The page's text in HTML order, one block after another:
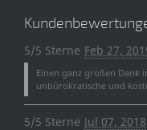
5/5 Sterne Feb 27,
Einen ganz großen Dank
unbürokratische und
5/5 Sterne Jul 07, 2018